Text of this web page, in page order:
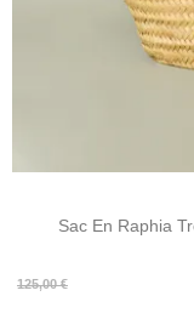
Sac En Raphia
125,00 €
Prix
Prix